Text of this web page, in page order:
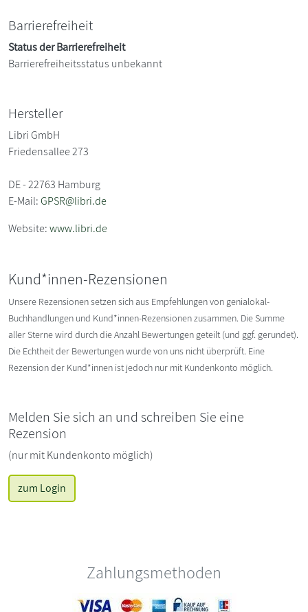
Barrierefreiheit
Status der Barrierefreiheit
Barrierefreiheitsstatus unbekannt
Hersteller
Libri GmbH
Friedensallee 273
DE - 22763 Hamburg
E-Mail:GPSR@libri.de
Website:www.libri.de
Kund*innen-Rezensionen
Unsere Rezensionen setzen sich aus Empfehlungen von genialokal-
Buchhandlungen und Kund*innen-Rezensionen zusammen. Die Summe
aller Sterne wird durch die Anzahl Bewertungen geteilt (und ggf. gerundet).
Die Echtheit der Bewertungen wurde von uns nicht überprüft. Eine
Rezension der Kund*innen ist jedoch nur mit Kundenkonto möglich.
Melden Sie sich an und schreiben Sie eine
Rezension
(nur mit Kundenkonto möglich)
zum Login
Zahlungsmethoden